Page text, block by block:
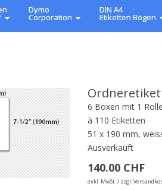
Dymo
Corporation
DIN A4
Etiketten Bögen
6 Boxen mit 1 Rolle
à 110 Etiketten
51 x 190 mm,
Ausverkauft
140.00 CHF
exkl. MwSt. / zzgl.